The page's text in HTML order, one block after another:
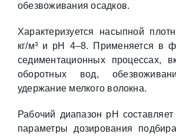
обезвоживания осадков.
Характеризуется насыпной
кг/м³ и pH 4–8. Применяется в
седиментационных процессах,
оборотных вод,
удержание мелкого волокна.
Рабочий диапазон pH
параметры дозирования